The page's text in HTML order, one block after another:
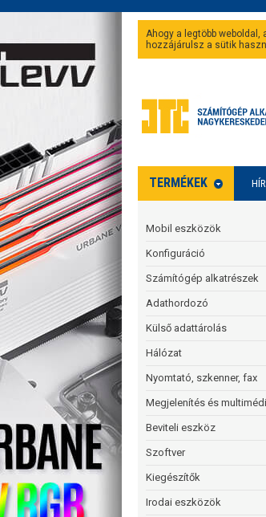
Ahogy a legtöbb
hozzájárulsz a sütik
TERMÉKEK
Mobil eszközök
Konfiguráció
Számítógép alkatrészek
Adathordozó
Külső adattárolás
Hálózat
Nyomtató, szkenner, fax
Megjelenítés és
Beviteli eszköz
Szoftver
Kiegészítők
Irodai eszközök